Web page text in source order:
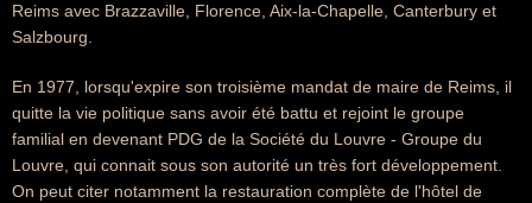
Reims avec Brazzaville, Florence, Aix-la-Chapelle, Canterbury et
Salzbourg.
En 1977, lorsqu'expire son troisième mandat de maire de Reims, il
quitte la vie politique sans avoir été battu et rejoint le groupe
familial en devenant PDG de la Société du Louvre - Groupe du
Louvre, qui connait sous son autorité un très fort développement.
On peut citer notamment la restauration complète de l'hôtel de